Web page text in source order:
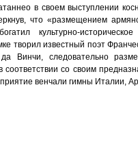
в своем выступлении
что «размещением
культурно-
творил известный поэт
Винчи, следовательно
соответствии со своим
венчали гимны Италии,